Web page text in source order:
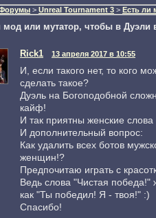
> Unreal Tournament 3 > Есть ли
мод или мутатор, чтобы в Дуэли
Rick1 13 апреля 2017 в 10:55
И, если такого нет, то кого
сделать такое?
Дуэль на Богоподобной
кайф!
И так приятны женские слова
И дополнительный вопрос:
Как удалить всех ботов
женщин!?
Предпочитаю играть с
Ведь слова "Чистая
как "Ты победил! Я - твоя!" :)
Спасибо!